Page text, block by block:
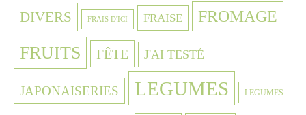
DIVERS FRAIS D'ICI FRAISE FROMAGE
FRUITS FÊTE J'AI TESTÉ
JAPONAISERIES LEGUMES LEGUMES